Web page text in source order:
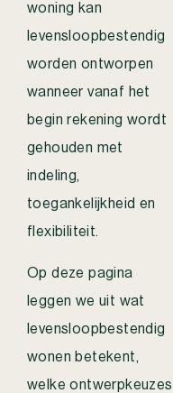
woning kan
levensloopbestendig
worden ontworpen
wanneer vanaf het
begin rekening wordt
gehouden met
indeling,
toegankelijkheid en
flexibiliteit.
Op deze pagina
leggen we uit wat
levensloopbestendig
wonen betekent,
welke ontwerpkeuzes